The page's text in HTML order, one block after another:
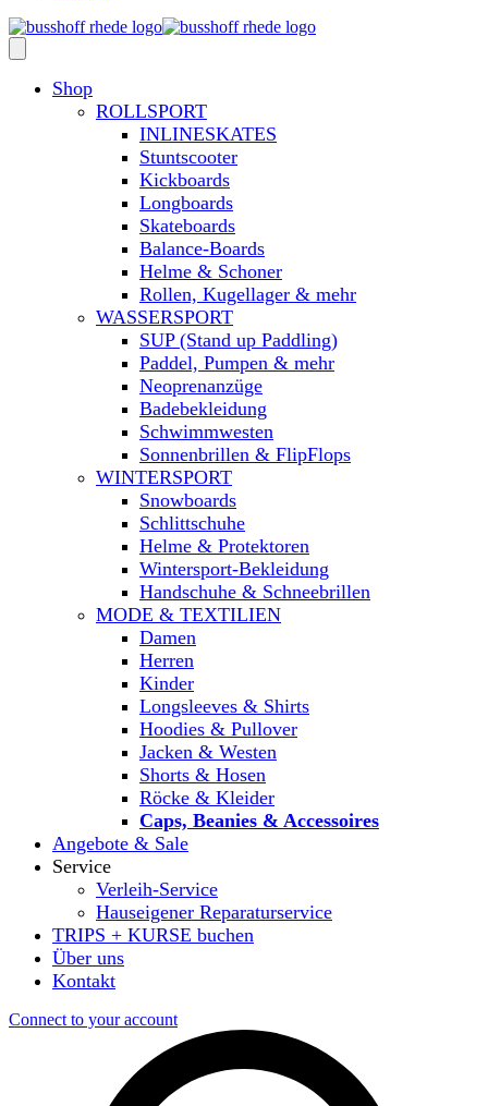
Shop
ROLLSPORT
INLINESKATES
Stuntscooter
Kickboards
Longboards
Skateboards
Balance-Boards
Helme & Schoner
Rollen, Kugellager & mehr
WASSERSPORT
SUP (Stand up Paddling)
Paddel, Pumpen & mehr
Neoprenanzüge
Badebekleidung
Schwimmwesten
Sonnenbrillen & FlipFlops
WINTERSPORT
Snowboards
Schlittschuhe
Helme & Protektoren
Wintersport-Bekleidung
Handschuhe & Schneebrillen
MODE & TEXTILIEN
Damen
Herren
Kinder
Longsleeves & Shirts
Hoodies & Pullover
Jacken & Westen
Shorts & Hosen
Röcke & Kleider
Caps, Beanies & Accessoires
Angebote & Sale
Service
Verleih-Service
Hauseigener Reparaturservice
TRIPS + KURSE buchen
Über uns
Kontakt
Connect to your account